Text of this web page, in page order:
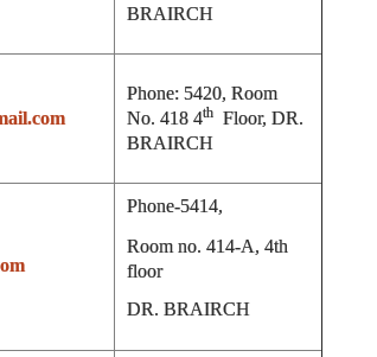
BRAIRCH
Phone: 5420, Room
No. 418 4thFloor, DR.
BRAIRCH
Phone-5414,
Room no. 414-A, 4th
floor
DR. BRAIRCH